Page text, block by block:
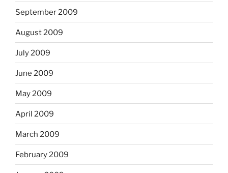
September 2009
August 2009
July 2009
June 2009
May 2009
April 2009
March 2009
February 2009